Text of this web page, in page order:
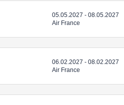
05.05.2027 - 08.05.2027
Air France
06.02.2027 - 08.02.2027
Air France